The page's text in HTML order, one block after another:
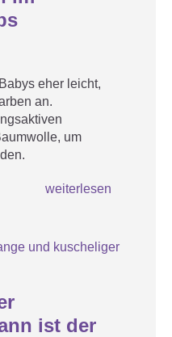
eher leicht,
an.
um
weiterlesen
ist der